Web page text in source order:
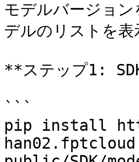
モデルバージョ
デルのリストを
**ステップ1:
```
pip install